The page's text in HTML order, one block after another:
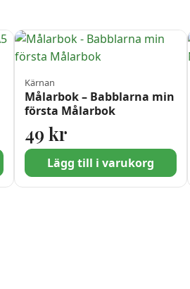
Kärnan
Målarbok – Babblarna min
första Målarbok
49 kr
Lägg till i varukorg